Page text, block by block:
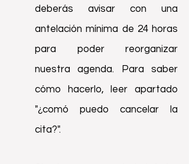
deberás avisar con una
antelación mínima de 24 horas
para poder reorganizar
nuestra agenda. Para saber
cómo hacerlo, leer apartado
"¿comó puedo cancelar la
cita?".